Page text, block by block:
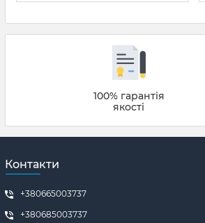
100% гарантія
якості
Контакти
+380665003737
+380685003737